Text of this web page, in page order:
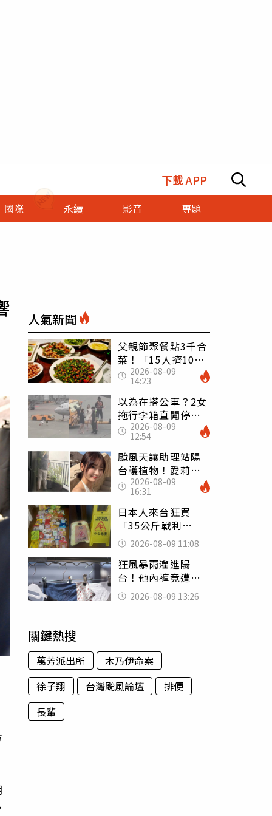
下載 APP
國際 永續 影音 專題
人氣新聞
父親節聚餐點3千合
菜！「15人擠10人
桌」她餓到崩潰
網傻眼：讓店家看
笑話
2026-08-09
14:23
以為在搭公車？2女
拖行李箱直闖停機
坪「揮手攔機」
荒謬影片曝網傻眼
2026-08-09
12:54
颱風天讓助理站陽
台護植物！愛莉莎
莎挨轟 笑回：他
不會被吹出去
2026-08-09
16:31
日本人來台狂買
「35公斤戰利
品」 連拜拜用紅
盤、「小心地滑」
告示牌也帶回家
2026-08-09 11:08
狂風暴雨灌進陽
台！他內褲竟遭颱
風吹走 陳世軒神
回1句笑翻上萬網友
2026-08-09 13:26
關鍵熱搜
萬芳派出所
木乃伊命案
徐子翔
台灣颱風論壇
排便
長輩